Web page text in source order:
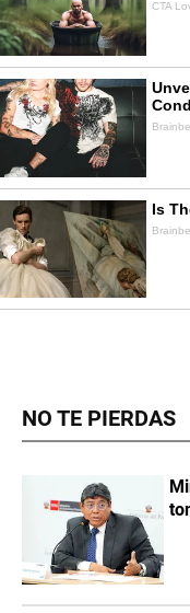
NO TE PIERDAS